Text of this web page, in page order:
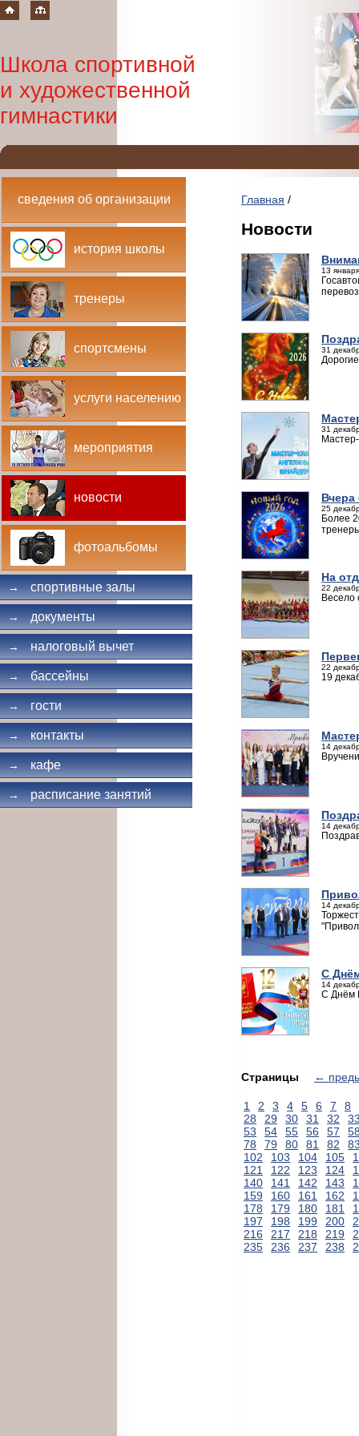
Школа спортивной
и художественной
гимнастики
сведения об организации
история школы
тренеры
спортсмены
услуги населению
мероприятия
новости
фотоальбомы
→ спортивные залы
→ документы
→ налоговый вычет
→ бассейны
→ гости
→ контакты
→ кафе
→ расписание занятий
Главная /
Новости
13
31
31
Вчера
25
Более
На
22
Весело
22
19
14
14
14
С
14
С Днём
Страницы ←
1 2 3 4 5 6 7
8
28
29 30 31 32
53
54 55 56 57
78
79 80 81 82
102
103 104 105
121
122 123 124
140
141 142 143
159
160 161 162
178
179 180 181
197
198 199 200
216
217 218 219
235
236 237 238